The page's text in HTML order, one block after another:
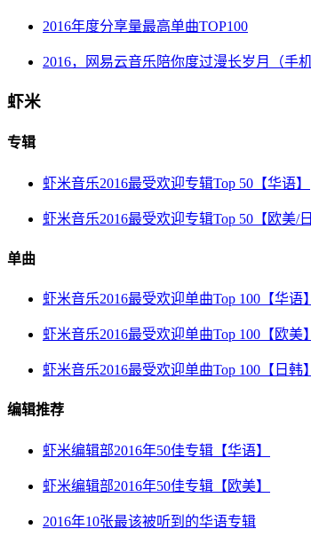
2016年度分享量最高单曲TOP100
2016，网易云音乐陪你度过漫长岁月（手
虾米
专辑
虾米音乐2016最受欢迎专辑Top 50【华语】
虾米音乐2016最受欢迎专辑Top 50【欧美/日
单曲
虾米音乐2016最受欢迎单曲Top 100【华语】
虾米音乐2016最受欢迎单曲Top 100【欧美】
虾米音乐2016最受欢迎单曲Top 100【日韩】
编辑推荐
虾米编辑部2016年50佳专辑【华语】
虾米编辑部2016年50佳专辑【欧美】
2016年10张最该被听到的华语专辑